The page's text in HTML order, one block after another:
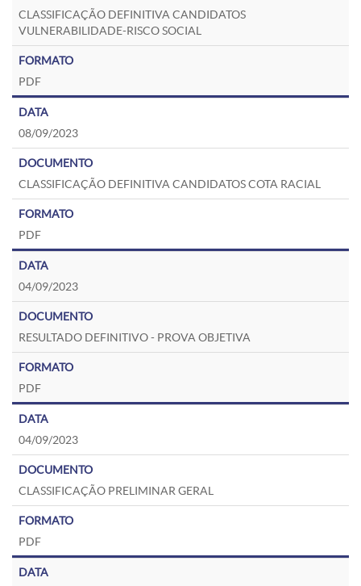
CLASSIFICAÇÃO DEFINITIVA CANDIDATOS
VULNERABILIDADE-RISCO SOCIAL
PDF
08/09/2023
CLASSIFICAÇÃO DEFINITIVA CANDIDATOS COTA RACIAL
PDF
04/09/2023
RESULTADO DEFINITIVO - PROVA OBJETIVA
PDF
04/09/2023
CLASSIFICAÇÃO PRELIMINAR GERAL
PDF